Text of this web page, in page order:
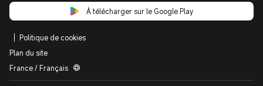
À télécharger sur le Google Play
Politique de cookies
Plan du site
France / Français